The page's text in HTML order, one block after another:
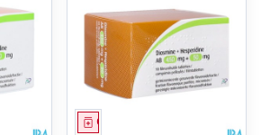
Geneesmiddel